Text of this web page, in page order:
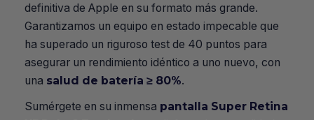
definitiva de Apple en su formato más grande.
Garantizamos un equipo en estado impecable que
ha superado un riguroso test de 40 puntos para
asegurar un rendimiento idéntico a uno nuevo, con
una salud de batería ≥ 80%.
Sumérgete en su inmensa pantalla Super Retina